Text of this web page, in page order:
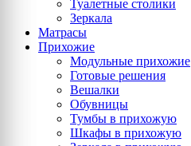
Туалетные столики
Зеркала
Матрасы
Прихожие
Модульные прихожие
Готовые решения
Вешалки
Обувницы
Тумбы в прихожую
Шкафы в прихожую